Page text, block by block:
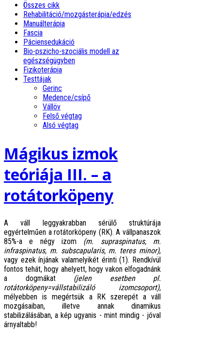
Összes cikk
Rehabilitáció/mozgásterápia/edzés
Manuálterápia
Fascia
Páciensedukáció
Bio-pszicho-szociális modell az
egészségügyben
Fizikoterápia
Testtájak
Gerinc
Medence/csípő
Vállöv
Felső végtag
Alsó végtag
Mágikus izmok
teóriája III. – a
rotátorköpeny
A váll leggyakrabban sérülő struktúrája
egyértelműen a rotátorköpeny (RK). A vállpanaszok
85%-a e négy izom (m. supraspinatus, m.
infraspinatus, m. subscapularis, m. teres minor),
vagy ezek ínjának valamelyikét érinti (1). Rendkívül
fontos tehát, hogy ahelyett, hogy vakon elfogadnánk
a dogmákat (jelen esetben pl.
rotátorköpeny=vállstabilizáló izomcsoport),
mélyebben is megértsük a RK szerepét a váll
mozgásaiban, illetve annak dinamikus
stabilizálásában, a kép ugyanis - mint mindig - jóval
árnyaltabb!